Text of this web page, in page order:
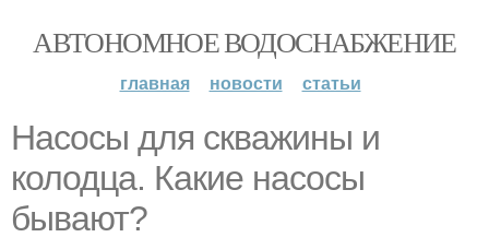
АВТОНОМНОЕ ВОДОСНАБЖЕНИЕ
главная новости статьи
Насосы для скважины и
колодца. Какие насосы
бывают?